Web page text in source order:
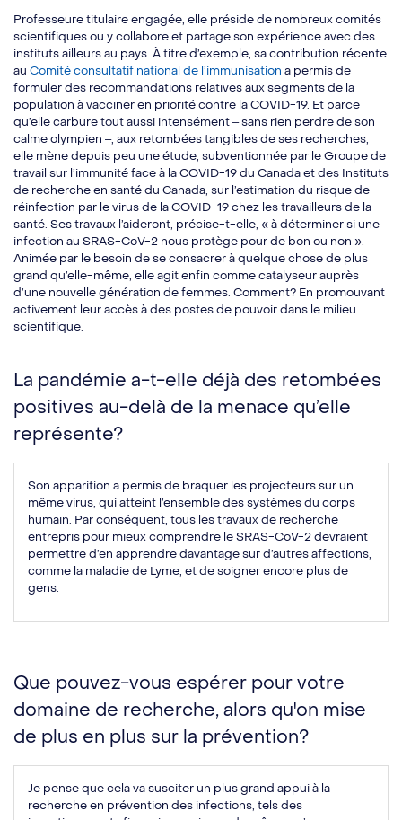
Professeure titulaire engagée, elle préside de nombreux comités
scientifiques ou y collabore et partage son expérience avec des
instituts ailleurs au pays. À titre d’exemple, sa contribution récente
au Comité consultatif national de l’immunisation a permis de
formuler des recommandations relatives aux segments de la
population à vacciner en priorité contre la COVID-19. Et parce
qu’elle carbure tout aussi intensément ‒ sans rien perdre de son
calme olympien ‒, aux retombées tangibles de ses recherches,
elle mène depuis peu une étude, subventionnée par le Groupe de
travail sur l’immunité face à la COVID-19 du Canada et des Instituts
de recherche en santé du Canada, sur l’estimation du risque de
réinfection par le virus de la COVID-19 chez les travailleurs de la
santé. Ses travaux l’aideront, précise-t-elle, « à déterminer si une
infection au SRAS-CoV-2 nous protège pour de bon ou non ».
Animée par le besoin de se consacrer à quelque chose de plus
grand qu’elle-même, elle agit enfin comme catalyseur auprès
d’une nouvelle génération de femmes. Comment? En promouvant
activement leur accès à des postes de pouvoir dans le milieu
scientifique.
La pandémie a-t-elle déjà des retombées
positives au-delà de la menace qu’elle
représente?
Son apparition a permis de braquer les projecteurs sur un
même virus, qui atteint l’ensemble des systèmes du corps
humain. Par conséquent, tous les travaux de recherche
entrepris pour mieux comprendre le SRAS-CoV-2 devraient
permettre d’en apprendre davantage sur d’autres affections,
comme la maladie de Lyme, et de soigner encore plus de
gens.
Que pouvez-vous espérer pour votre
domaine de recherche, alors qu'on mise
de plus en plus sur la prévention?
Je pense que cela va susciter un plus grand appui à la
recherche en prévention des infections, tels des